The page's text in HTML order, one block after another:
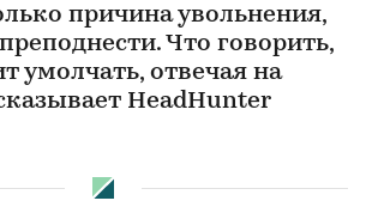
причина увольнения,
Что говорить,
умолчать, отвечая на
HeadHunter